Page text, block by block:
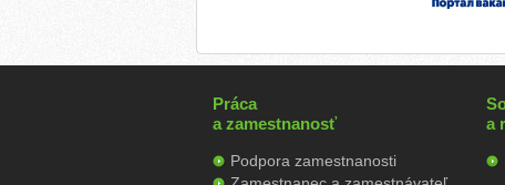
Práca
a zamestnanosť
Podpora zamestnanosti
a